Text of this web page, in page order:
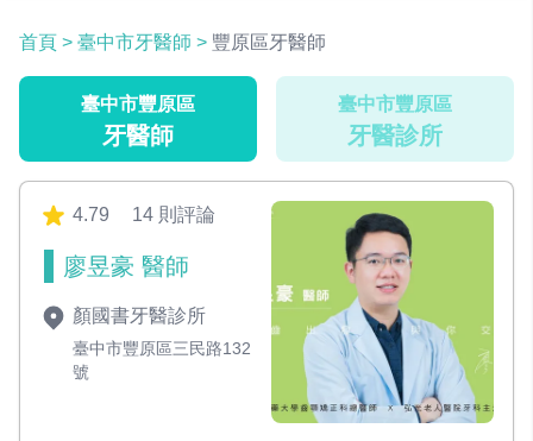
首頁 > 臺中市牙醫師 > 豐原區牙醫師
臺中市豐原區
牙醫師
臺中市豐原區
牙醫診所
4.79 14 則評論
廖昱豪 醫師
顏國書牙醫診所
臺中市豐原區三民路132
號